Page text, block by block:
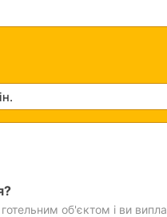
об'єктом і ви